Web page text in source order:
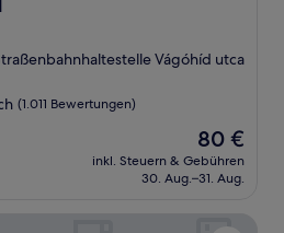
Vágóhíd utca
(1.011 Bewertungen)
Der
Preis
beträgt
80 €
inkl. Steuern & Gebühren
30. Aug.–31. Aug.